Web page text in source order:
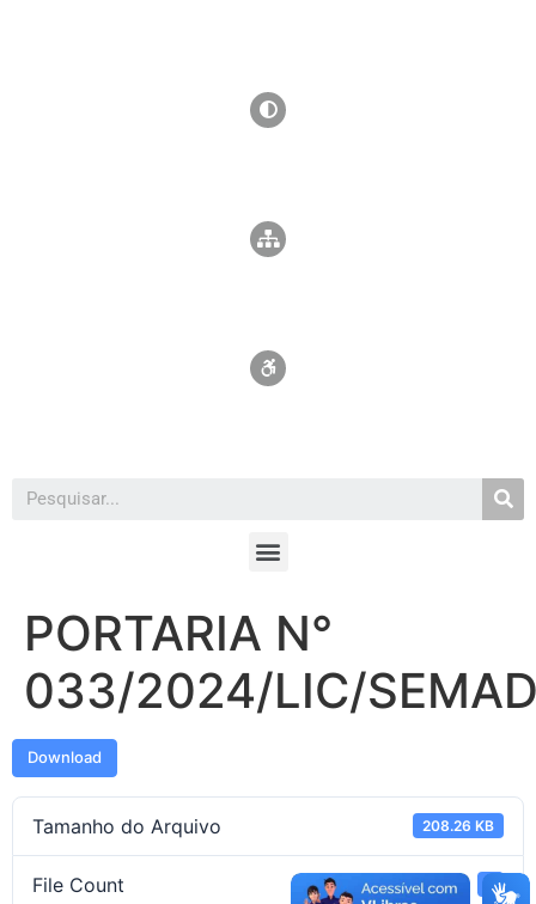
PORTARIA N°
033/2024/LIC/
Download
Tamanho do Arquivo 208.26 KB
File Count 1